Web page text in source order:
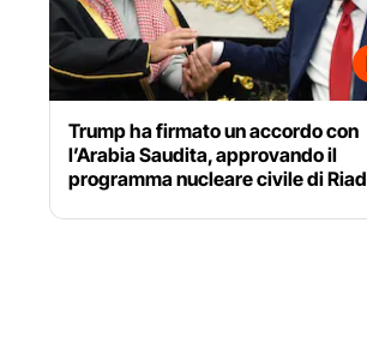
Trump ha firmato un accordo con
l’Arabia Saudita, approvando il
programma nucleare civile di Riad